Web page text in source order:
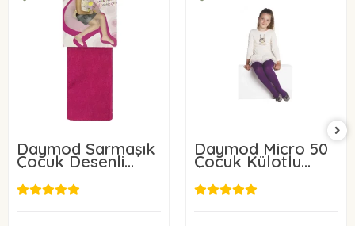
Daymod Sarmaşık
Çocuk Desenli
Külotlu Çorap
4,97 USD
Daymod Micro 50
Çocuk Külotlu
Çorap
4,97 USD